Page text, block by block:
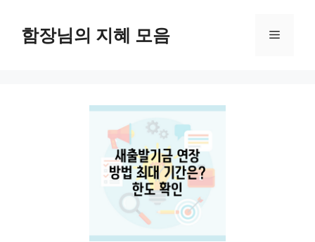
함장님의 지혜 모음 메